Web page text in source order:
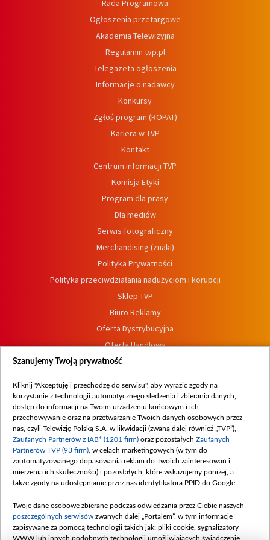
Rada Programowa
Ogłoszenia przetargowe
Akademia Telewizyjna
Regulamin tvp.pl
Telegazeta ogłoszenia
Informacje o nadawcy
Konkursy
Zgłoś program (ROPAT)
Kariera w TVP
Kontakt
Centrum informacji TVP
Komisja Etyki
Program dla prasy
Dla mediów
Serwis fotograficzny
Merchandising (znaki)
Polityka Prywatności
Polityka przeciwdziałania nadużyciom i korupcji
Sklep TVP
Biuro Reklamy
Oferta Dystrybucyjna
Oferta Handlowa
Dostępność
Procedura zgłoszeń wewnętrznych
Szanujemy Twoją prywatność
Kliknij "Akceptuję i przechodzę do serwisu", aby wyrazić zgody na
korzystanie z technologii automatycznego śledzenia i zbierania danych,
dostęp do informacji na Twoim urządzeniu końcowym i ich
przechowywanie oraz na przetwarzanie Twoich danych osobowych przez
nas, czyli Telewizję Polską S.A. w likwidacji (zwaną dalej również „TVP”),
Zaufanych Partnerów z IAB* (1201 firm) oraz pozostałych Zaufanych
Partnerów TVP (93 firm) , w celach marketingowych (w tym do
zautomatyzowanego dopasowania reklam do Twoich zainteresowań i
mierzenia ich skuteczności) i pozostałych, które wskazujemy poniżej, a
także zgody na udostępnianie przez nas identyfikatora PPID do Google.
Twoje dane osobowe zbierane podczas odwiedzania przez Ciebie naszych
poszczególnych serwisów zwanych dalej „Portalem”, w tym informacje
zapisywane za pomocą technologii takich jak: pliki cookie, sygnalizatory
WWW lub innych podobnych technologii umożliwiających świadczenie